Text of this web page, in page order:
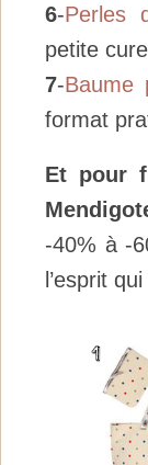
6-Perles
petite
7-Baume
format
Et pour
-40% à -
l’esprit